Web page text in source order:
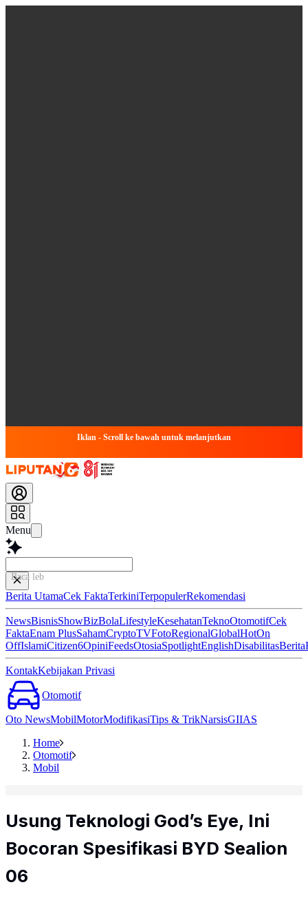
Iklan - Scroll ke bawah untuk melanjutkan
Menu
Baca lebih cepat...
Berita UtamaCek FaktaTerkiniTerpopulerRekomendasi
NewsBisnisShowBizBolaLifestyleKesehatanTeknoOtomotifCek
FaktaEnam PlusSahamCryptoTVFotoRegionalGlobalHotOn
OffIslamiCitizen6OpiniFeedsOtosiaSpotlightEnglishDisabilitasBerita
KontakKebijakan Privasi
Otomotif
Oto NewsMobilMotorModifikasiTips & TrikNarsisGIIAS
Home
Otomotif
Mobil
Usung Teknologi God’s Eye, Ini
Bocoran Spesifikasi BYD Sealion
06